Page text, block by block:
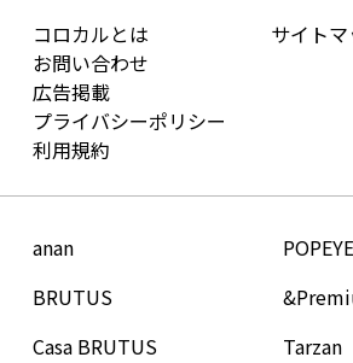
コロカルとは
お問い合わせ
広告掲載
プライバシーポリシー
利用規約
サイト
anan
BRUTUS
Casa BRUTUS
POPEYE
Tarzan